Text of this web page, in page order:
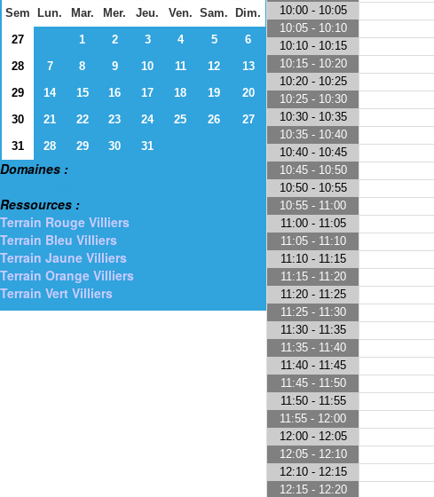
Sem Lun. Mar. Mer. Jeu. Ven. Sam.
Dim.
27
1 2 3 4 5
6
28
7 8 9 10 11 12
13
29
14 15 16 17 18 19
20
30
21 22 23 24 25 26
27
31
28 29 30 31
Domaines :
Ressources :
Terrain Rouge Villiers
Terrain Bleu Villiers
Terrain Jaune Villiers
Terrain Orange Villiers
Terrain Vert Villiers
10:00 - 10:05
10:05 - 10:10
10:10 - 10:15
10:15 - 10:20
10:20 - 10:25
10:25 - 10:30
10:30 - 10:35
10:35 - 10:40
10:40 - 10:45
10:45 - 10:50
10:50 - 10:55
10:55 - 11:00
11:00 - 11:05
11:05 - 11:10
11:10 - 11:15
11:15 - 11:20
11:20 - 11:25
11:25 - 11:30
11:30 - 11:35
11:35 - 11:40
11:40 - 11:45
11:45 - 11:50
11:50 - 11:55
11:55 - 12:00
12:00 - 12:05
12:05 - 12:10
12:10 - 12:15
12:15 - 12:20